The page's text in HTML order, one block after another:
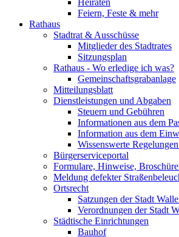
Heiraten
Feiern, Feste & mehr
Rathaus
Stadtrat & Ausschüsse
Mitglieder des Stadtrates
Sitzungsplan
Rathaus - Wo erledige ich was?
Gemeinschaftsgrabanlage
Mitteilungsblatt
Dienstleistungen und Abgaben
Steuern und Gebühren
Informationen aus dem
Information aus dem
Wissenswerte
Bürgerserviceportal
Formulare, Hinweise,
Meldung defekter
Ortsrecht
Satzungen der Stadt
Verordnungen der Stadt
Städtische Einrichtungen
Bauhof